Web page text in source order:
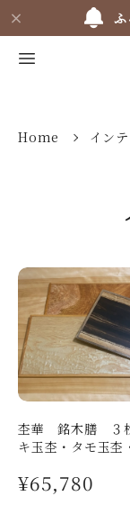
ふ
Home イン
杢華 銘木膳 ３
キ玉杢・タモ玉杢
¥65,780